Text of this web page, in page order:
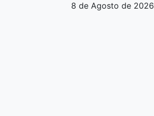
8 de Agosto de 2026